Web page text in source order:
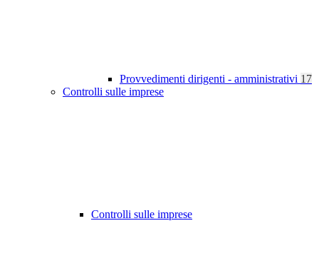
Provvedimenti dirigenti - amministrativi 17
Controlli sulle imprese
Controlli sulle imprese